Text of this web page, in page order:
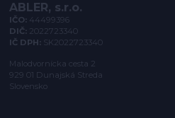
ABLER, s.r.o.
IČO: 44499396
DIČ: 2022723340
IČ DPH: SK2022723340
Malodvornícka cesta 2
929 01 Dunajská Streda
Slovensko